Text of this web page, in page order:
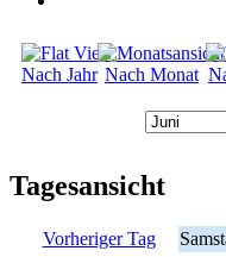
Nach Jahr Nach Monat
Tagesansicht
Vorheriger Tag